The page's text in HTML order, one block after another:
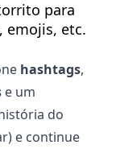
para
emojis, etc.
hashtags,
e um
do
e continue